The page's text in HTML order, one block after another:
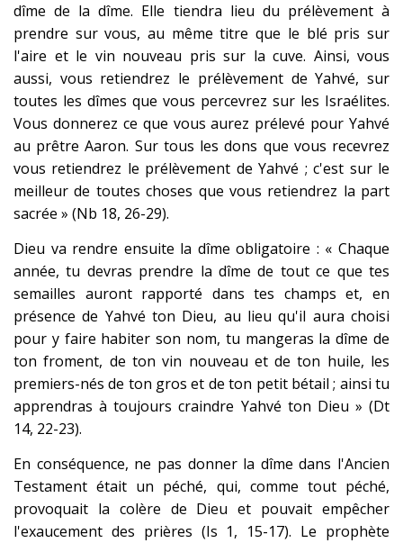
dîme de la dîme. Elle tiendra lieu du prélèvement à
prendre sur vous, au même titre que le blé pris sur
l'aire et le vin nouveau pris sur la cuve. Ainsi, vous
aussi, vous retiendrez le prélèvement de Yahvé, sur
toutes les dîmes que vous percevrez sur les Israélites.
Vous donnerez ce que vous aurez prélevé pour Yahvé
au prêtre Aaron. Sur tous les dons que vous recevrez
vous retiendrez le prélèvement de Yahvé ; c'est sur le
meilleur de toutes choses que vous retiendrez la part
sacrée » (Nb 18, 26-29).
Dieu va rendre ensuite la dîme obligatoire : « Chaque
année, tu devras prendre la dîme de tout ce que tes
semailles auront rapporté dans tes champs et, en
présence de Yahvé ton Dieu, au lieu qu'il aura choisi
pour y faire habiter son nom, tu mangeras la dîme de
ton froment, de ton vin nouveau et de ton huile, les
premiers-nés de ton gros et de ton petit bétail ; ainsi tu
apprendras à toujours craindre Yahvé ton Dieu » (Dt
14, 22-23).
En conséquence, ne pas donner la dîme dans l'Ancien
Testament était un péché, qui, comme tout péché,
provoquait la colère de Dieu et pouvait empêcher
l'exaucement des prières (Is 1, 15-17). Le prophète